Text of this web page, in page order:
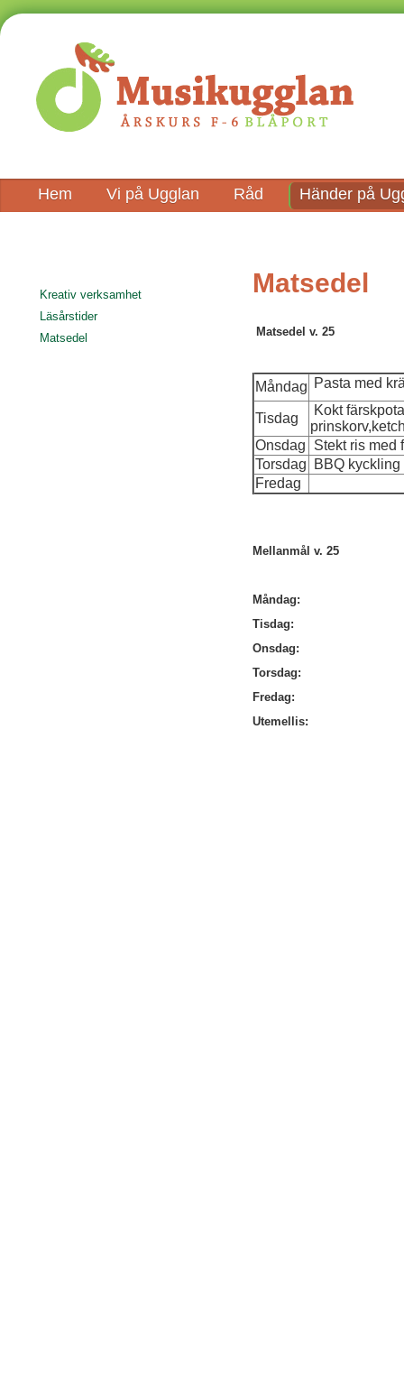
Hem Vi på Ugglan Råd Händer på
Kreativ verksamhet
Läsårstider
Matsedel
Matsedel